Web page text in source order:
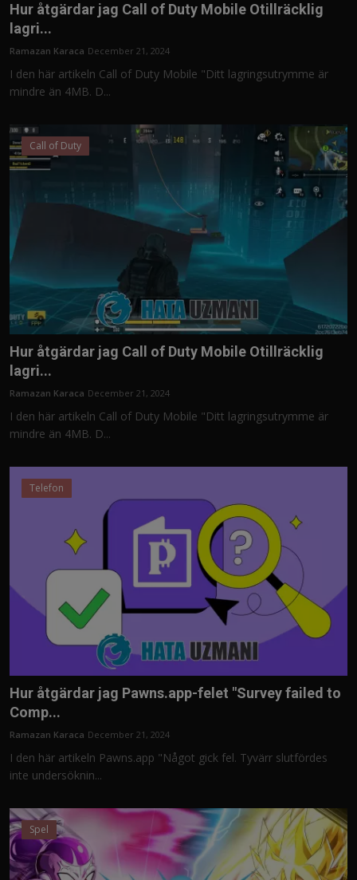
Hur åtgärdar jag Call of Duty Mobile Otillräcklig
lagri...
Ramazan Karaca December 21, 2024
I den här artikeln Call of Duty Mobile "Ditt lagringsutrymme är
mindre än 4MB. D...
Call of Duty
Hur åtgärdar jag Call of Duty Mobile Otillräcklig
lagri...
Ramazan Karaca December 21, 2024
I den här artikeln Call of Duty Mobile "Ditt lagringsutrymme är
mindre än 4MB. D...
Telefon
Hur åtgärdar jag Pawns.app-felet "Survey failed to
Comp...
Ramazan Karaca December 21, 2024
I den här artikeln Pawns.app "Något gick fel. Tyvärr slutfördes
inte undersöknin...
Spel